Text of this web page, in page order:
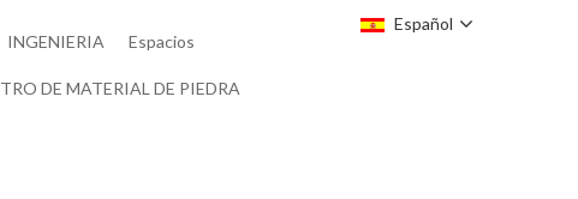
Español
INGENIERIA Espacios
DE MATERIAL DE PIEDRA